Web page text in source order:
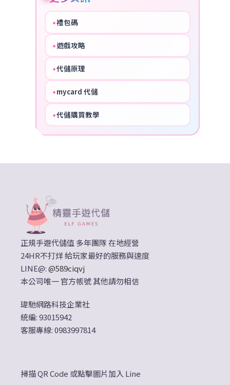
✦禮包碼
✦遊戲攻略
✦代儲原理
✦mycard 代儲
✦代儲購買教學
正規手遊代儲值 多年團隊 在地經營
24HR不打烊 給玩家最好的服務與速度
LINE@:@589ciqvj
本公司唯一 官方帳號 其他請勿相信
瑋馳網路科技企業社
統編: 93015942
客服專線: 0983997814
掃描 QR Code 或點擊圖片加入 Line